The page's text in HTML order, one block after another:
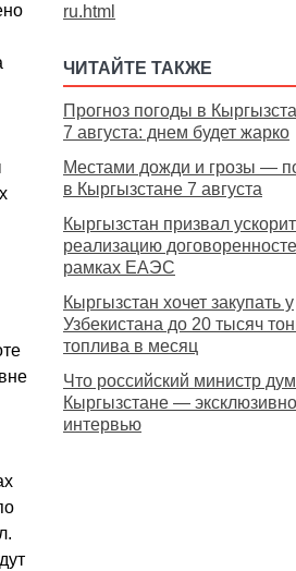
ru.html
ЧИТАЙТЕ ТАКЖЕ
Прогноз погоды в
7 августа: днем будет жарко
Местами дожди и грозы —
в Кыргызстане 7 августа
Кыргызстан призвал
реализацию
рамках ЕАЭС
Кыргызстан хочет закупать у
Узбекистана до 20 тысяч
топлива в месяц
Что российский министр
Кыргызстане —
интервью